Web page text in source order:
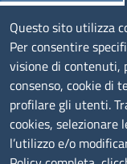
SEGUICI SU
Questo sito utilizza
Per consentire
visione di contenuti,
consenso, cookie di
profilare gli utenti.
cookies, selezionare
l’utilizzo e/o